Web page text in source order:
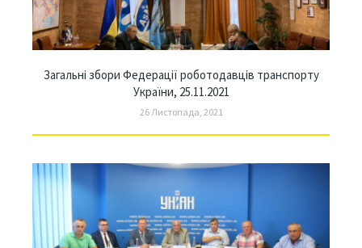
Загальні збори Федерації роботодавців транспорту
України, 25.11.2021
26 Листопада, 2021